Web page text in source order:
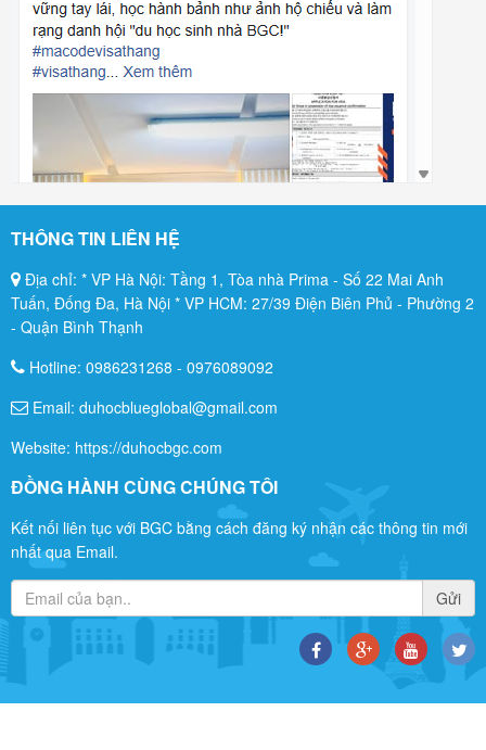
THÔNG TIN LIÊN HỆ
Địa chỉ: * VP Hà Nội: Tầng 1, Tòa nhà Prima - Số 22 Mai Anh
Tuấn, Đống Đa, Hà Nội * VP HCM: 27/39 Điện Biên Phủ - Phường 2
- Quận Bình Thạnh
Hotline: 0986231268 - 0976089092
Email: duhocblueglobal@gmail.com
Website: https://duhocbgc.com
ĐỒNG HÀNH CÙNG CHÚNG TÔI
Kết nối liên tục với BGC bằng cách đăng ký nhận các thông tin mới
nhất qua Email.
Gửi